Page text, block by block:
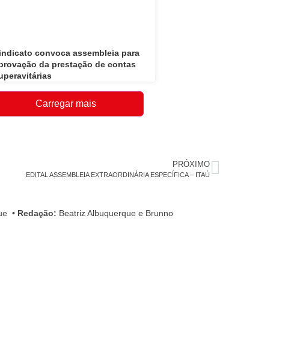
convoca assembleia para
da prestação de contas
Carregar mais
PRÓXIMO
EDITAL ASSEMBLEIA EXTRAORDINÁRIA ESPECÍFICA – ITAÚ
• Redação: Beatriz Albuquerque e Brunno